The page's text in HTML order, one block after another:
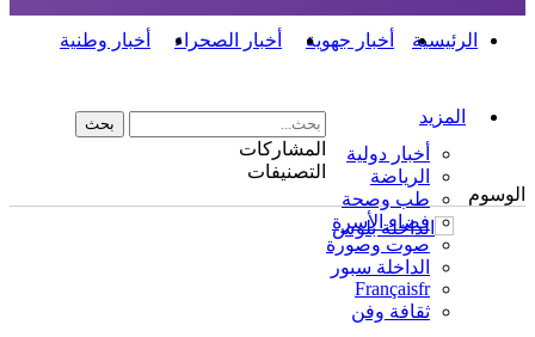
الرئيسية أخبار جهوية أخبار الصحراء أخبار وطنية
المزيد
أخبار دولية
الرياضة
طب وصحة
فضاء الأسرة
صوت وصورة
الداخلة سبور
Françaisfr
ثقافة وفن
المشاركات
التصنيفات
الوسوم